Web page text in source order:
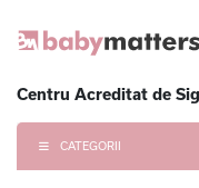
Centru Acreditat de
CATEGORII